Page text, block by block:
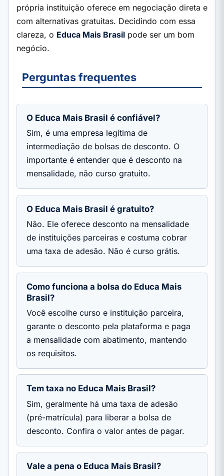
própria instituição oferece em negociação direta e
com alternativas gratuitas. Decidindo com essa
clareza, o Educa Mais Brasil pode ser um bom
negócio.
Perguntas frequentes
O Educa Mais Brasil é confiável?
Sim, é uma empresa legítima de
intermediação de bolsas de desconto. O
importante é entender que é desconto na
mensalidade, não curso gratuito.
O Educa Mais Brasil é gratuito?
Não. Ele oferece desconto na mensalidade
de instituições parceiras e costuma cobrar
uma taxa de adesão. Não é curso grátis.
Como funciona a bolsa do Educa Mais
Brasil?
Você escolhe curso e instituição parceira,
garante o desconto pela plataforma e paga
a mensalidade com abatimento, mantendo
os requisitos.
Tem taxa no Educa Mais Brasil?
Sim, geralmente há uma taxa de adesão
(pré-matrícula) para liberar a bolsa de
desconto. Confira o valor antes de pagar.
Vale a pena o Educa Mais Brasil?